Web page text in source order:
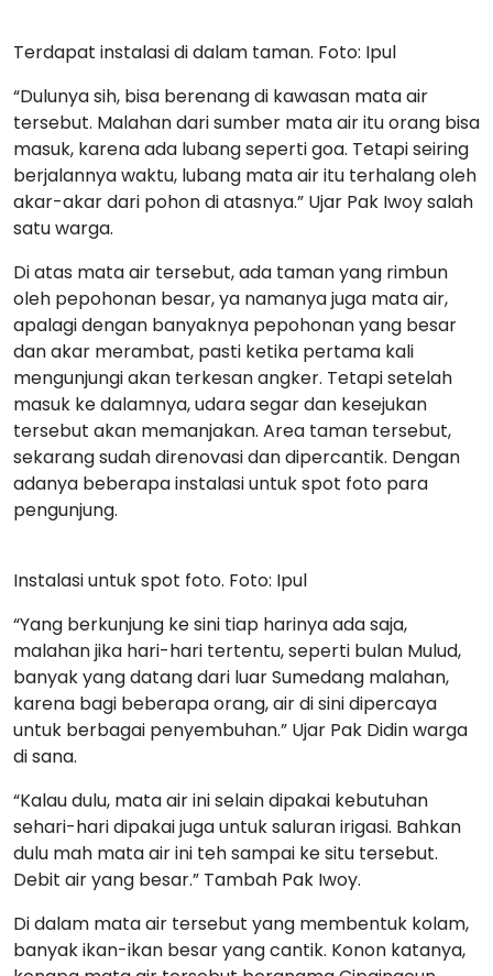
Terdapat instalasi di dalam taman. Foto: Ipul
“Dulunya sih, bisa berenang di kawasan mata air
tersebut. Malahan dari sumber mata air itu orang bisa
masuk, karena ada lubang seperti goa. Tetapi seiring
berjalannya waktu, lubang mata air itu terhalang oleh
akar-akar dari pohon di atasnya.” Ujar Pak Iwoy salah
satu warga.
Di atas mata air tersebut, ada taman yang rimbun
oleh pepohonan besar, ya namanya juga mata air,
apalagi dengan banyaknya pepohonan yang besar
dan akar merambat, pasti ketika pertama kali
mengunjungi akan terkesan angker. Tetapi setelah
masuk ke dalamnya, udara segar dan kesejukan
tersebut akan memanjakan. Area taman tersebut,
sekarang sudah direnovasi dan dipercantik. Dengan
adanya beberapa instalasi untuk spot foto para
pengunjung.
Instalasi untuk spot foto. Foto: Ipul
“Yang berkunjung ke sini tiap harinya ada saja,
malahan jika hari-hari tertentu, seperti bulan Mulud,
banyak yang datang dari luar Sumedang malahan,
karena bagi beberapa orang, air di sini dipercaya
untuk berbagai penyembuhan.” Ujar Pak Didin warga
di sana.
“Kalau dulu, mata air ini selain dipakai kebutuhan
sehari-hari dipakai juga untuk saluran irigasi. Bahkan
dulu mah mata air ini teh sampai ke situ tersebut.
Debit air yang besar.” Tambah Pak Iwoy.
Di dalam mata air tersebut yang membentuk kolam,
banyak ikan-ikan besar yang cantik. Konon katanya,